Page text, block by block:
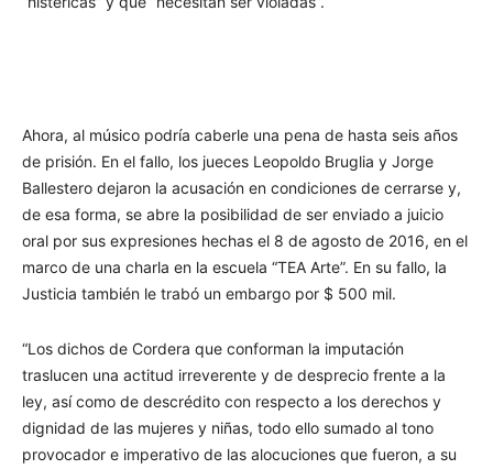
Ahora, al músico podría caberle una pena de hasta seis años
de prisión. En el fallo, los jueces Leopoldo Bruglia y Jorge
Ballestero dejaron la acusación en condiciones de cerrarse y,
de esa forma, se abre la posibilidad de ser enviado a juicio
oral por sus expresiones hechas el 8 de agosto de 2016, en el
marco de una charla en la escuela “TEA Arte”. En su fallo, la
Justicia también le trabó un embargo por $ 500 mil.
“Los dichos de Cordera que conforman la imputación
traslucen una actitud irreverente y de desprecio frente a la
ley, así como de descrédito con respecto a los derechos y
dignidad de las mujeres y niñas, todo ello sumado al tono
provocador e imperativo de las alocuciones que fueron, a su